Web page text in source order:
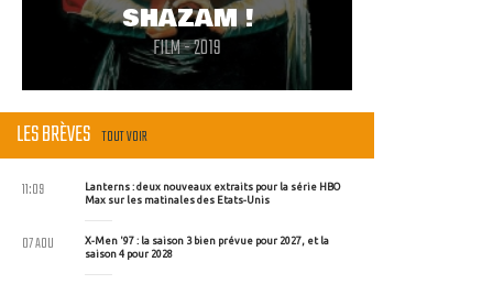
SHAZAM !
FILM - 2019
LES BRÈVES TOUT VOIR
Lanterns : deux nouveaux extraits pour la série HBO
Max sur les matinales des Etats-Unis
11:09
X-Men '97 : la saison 3 bien prévue pour 2027, et la
saison 4 pour 2028
07 AOU